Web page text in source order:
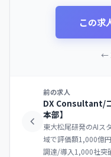
この求
←
前の求人
DX Consultant/
本部】
東大松尾研発のAIス
域で評価額1,000億
調達/導入1,000社突